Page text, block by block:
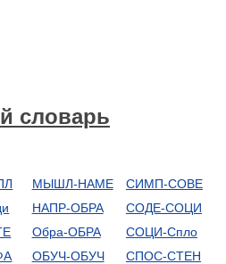
словарь
МЫШЛ-НАМЕ
НАПР-ОБРА
Обра-ОБРА
ОБУЧ-ОБУЧ
СИМП-СОВЕ
СОДЕ-СОЦИ
СОЦИ-Спло
СПОС-СТЕН